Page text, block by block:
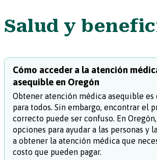
Salud y
Cómo acceder a la atención
asequible en Oregón
Obtener atención médica asequible es
para todos. Sin embargo, encontrar el
correcto puede ser confuso. En
opciones para ayudar a las personas y
a obtener la atención médica que
costo que pueden pagar.